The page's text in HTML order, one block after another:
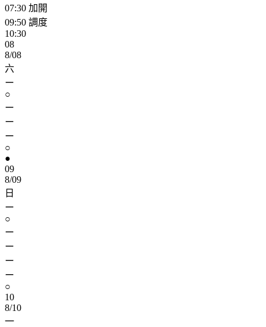
07:30 加開
09:50 調度
10:30
08
8/08
六
ー
○
ー
ー
ー
○
●
09
8/09
日
ー
○
ー
ー
ー
ー
○
10
8/10
一